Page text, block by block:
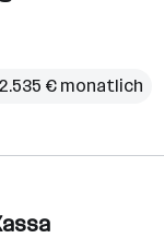
€ monatlich